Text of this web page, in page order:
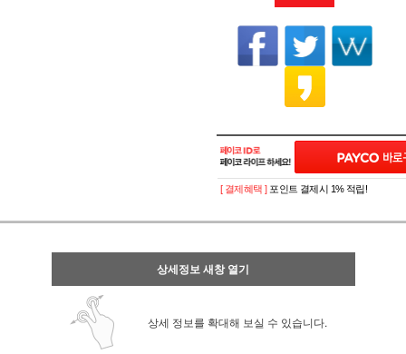
[ 결제혜택 ] 포인트 결제시 1% 적립!
상세정보 새창 열기
상세 정보를 확대해 보실 수 있습니다.